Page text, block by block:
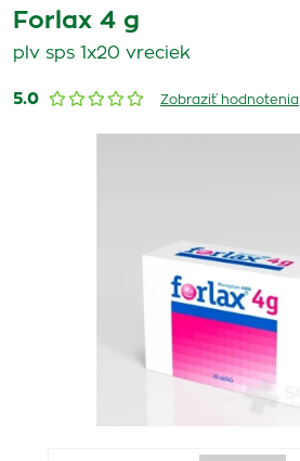
Forlax 4 g
plv sps 1x20 vreciek
5.0 Zobraziť hodnotenia